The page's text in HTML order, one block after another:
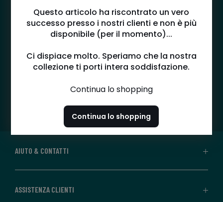
30 GIORNI PER IL RESO!
AIUTO E CONTATTO
PAGAMENTO FACILE E SICURO
AIUTO & CONTATTI
ASSISTENZA CLIENTI
Questo articolo ha riscontrato un vero
successo presso i nostri clienti e non è più
disponibile (per il momento)...
Ci dispiace molto. Speriamo che la nostra
collezione ti porti intera soddisfazione.
Continua lo shopping
Continua lo shopping